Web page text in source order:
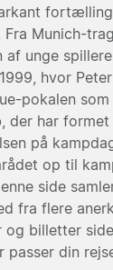
Munich-
af unge
hvor
pokalen
der har
på
op til
side
fra flere
og billetter
passer din